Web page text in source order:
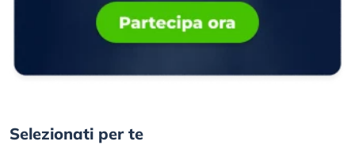
Selezionati per te